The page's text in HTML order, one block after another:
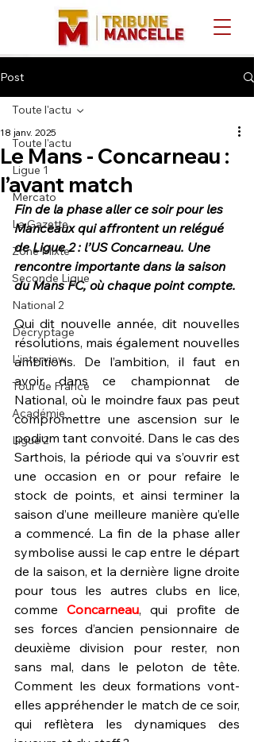
Post
Toute l'actu
Ligue 1
Mercato
La Gazette
Zone Mixte
Seconde Ligue
National 2
Décryptage
L'interview
Tour de France
Académie
Ligue 2
Toute l'actu
Le Mans - Concarneau :
l’avant match
18 janv. 2025
Fin de la phase aller ce soir pour les
Manceaux qui affrontent un relégué
de Ligue 2 : l’US Concarneau. Une
rencontre importante dans la saison
du Mans FC, où chaque point compte.
Qui dit nouvelle année, dit nouvelles
résolutions, mais également nouvelles
ambitions. De l’ambition, il faut en
avoir dans ce championnat de
National, où le moindre faux pas peut
compromettre une ascension sur le
podium tant convoité. Dans le cas des
Sarthois, la période qui va s’ouvrir est
une occasion en or pour refaire le
stock de points, et ainsi terminer la
saison d’une meilleure manière qu’elle
a commencé. La fin de la phase aller
symbolise aussi le cap entre le départ
de la saison, et la dernière ligne droite
pour tous les autres clubs en lice,
comme Concarneau, qui profite de
ses forces d’ancien pensionnaire de
deuxième division pour rester, non
sans mal, dans le peloton de tête.
Comment les deux formations vont-
elles appréhender le match de ce soir,
qui reflètera les dynamiques des